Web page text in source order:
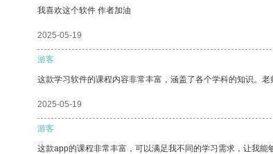
我喜欢这个软件 作者加油
2025-05-19
游客
这款学习软件的课程内容非常丰富，涵盖了各个学科的知识。
2025-05-19
游客
这款app的课程非常丰富，可以满足我不同的学习需求，让我能